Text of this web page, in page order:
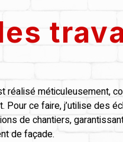
réalisé méticuleusement,
Pour ce faire, j’utilise des
de chantiers,
de façade.